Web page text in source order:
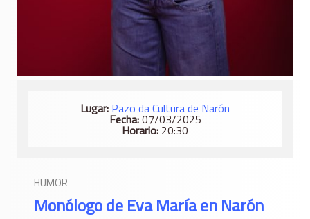
Lugar: Pazo da Cultura de Narón
Fecha:07/03/2025
Horario: 20:30
HUMOR
Monólogo de Eva María en Narón